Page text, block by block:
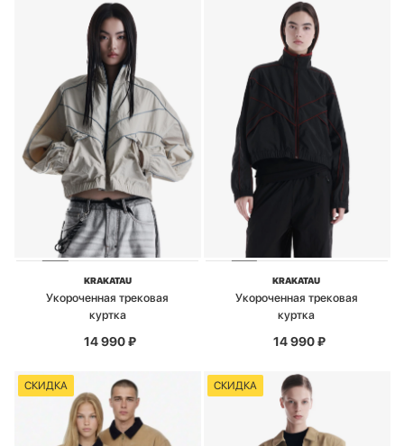
KRAKATAU
Укороченная трековая
куртка
14 990₽
KRAKATAU
Укороченная трековая
куртка
14 990₽
СКИДКА СКИДКА